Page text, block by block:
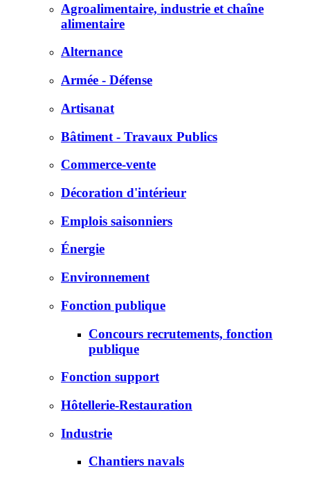
Agroalimentaire, industrie et chaîne
alimentaire
Alternance
Armée - Défense
Artisanat
Bâtiment - Travaux Publics
Commerce-vente
Décoration d'intérieur
Emplois saisonniers
Énergie
Environnement
Fonction publique
Concours recrutements, fonction
publique
Fonction support
Hôtellerie-Restauration
Industrie
Chantiers navals